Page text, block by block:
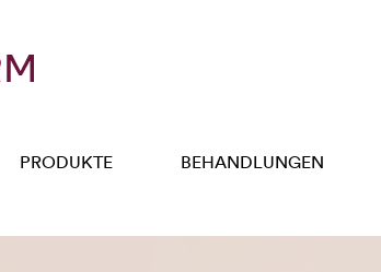
PRODUKTE BEHANDLUNGEN